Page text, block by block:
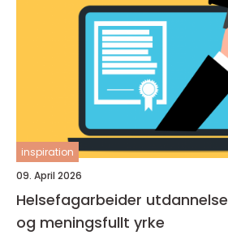
inspiration
09. April 2026
Helsefagarbeider utdannelse veien til et trygt
og meningsfullt yrke